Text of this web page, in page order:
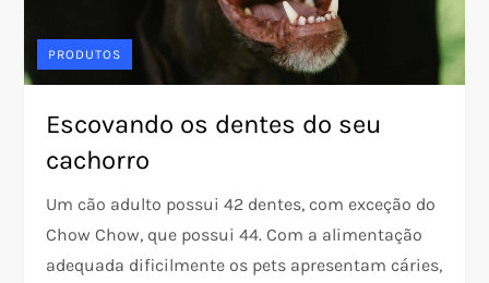
PRODUTOS
Escovando os dentes do seu
cachorro
Um cão adulto possui 42 dentes, com exceção do
Chow Chow, que possui 44. Com a alimentação
adequada dificilmente os pets apresentam cáries,